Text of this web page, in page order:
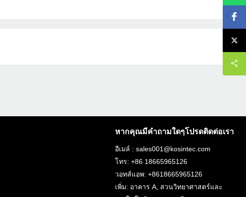
หากคุณมีคำถามใดๆโปรดติดต่อเรา
อีเมล์ : sales001@kosintec.com
โทร: +86 18665965126
วอทส์แอพ: +8618665965126
เพิ่ม: อาคาร A, สวนวิทยาศาสตร์และ